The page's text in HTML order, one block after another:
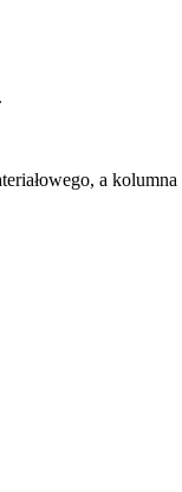
a kolumna